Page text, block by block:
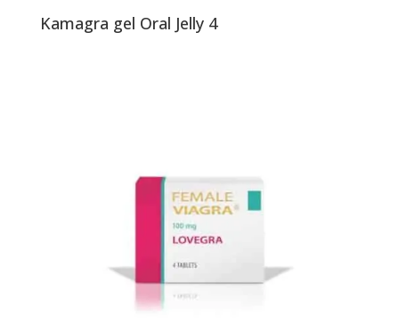
Kamagra gel Oral Jelly 4